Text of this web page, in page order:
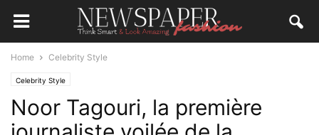
Home Celebrity Style
Celebrity Style
Noor Tagouri, la première